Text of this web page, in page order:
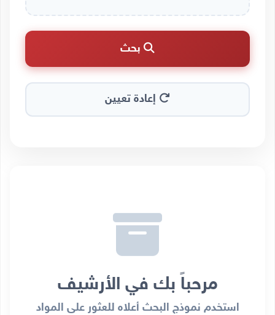
بحث
إعادة تعيين
مرحباً بك في الأرشيف
استخدم نموذج البحث أعلاه للعثور على المواد